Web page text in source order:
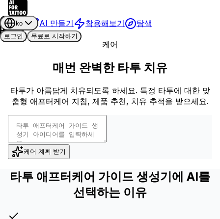
AI 만들기 착용해보기 탐색
ko
로그인
무료로 시작하기
케어
매번 완벽한 타투 치유
타투가 아름답게 치유되도록 하세요. 특정 타투에 대한 맞
춤형 애프터케어 지침, 제품 추천, 치유 추적을 받으세요.
케어 계획 받기
타투 애프터케어 가이드 생성기에 AI를
선택하는 이유